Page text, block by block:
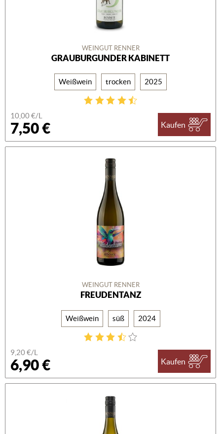
WEINGUT RENNER
GRAUBURGUNDER KABINETT
Weißwein trocken 2025
10,00 €/L
7,50 € Kaufen
WEINGUT RENNER
FREUDENTANZ
Weißwein süß 2024
9,20 €/L
6,90 € Kaufen